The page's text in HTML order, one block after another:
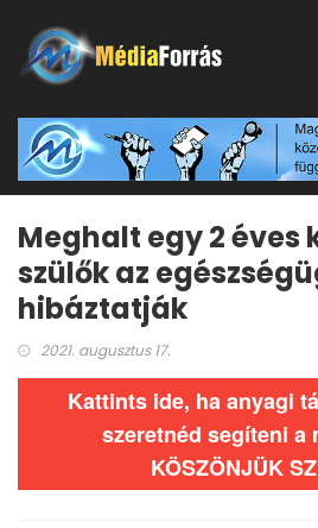
Meghalt egy 2 éves
szülők az
hibáztatják
2021. augusztus 17.
Kattints ide, ha anyagi
szeretnéd segíteni a
KÖSZÖNJÜK